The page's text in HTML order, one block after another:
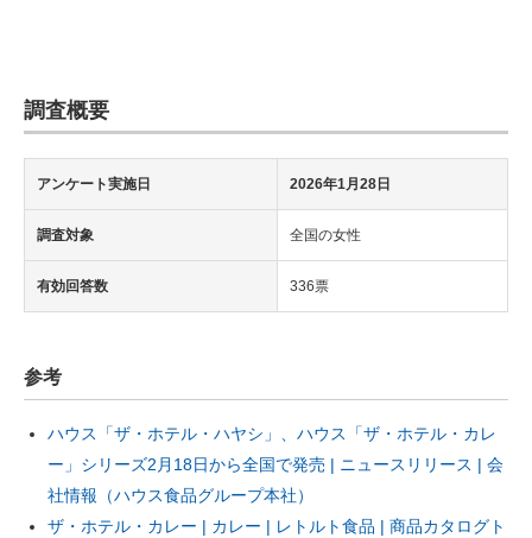
調査概要
アンケート実施日 2026年1月28日
調査対象 全国の女性
有効回答数 336票
参考
ハウス「ザ・ホテル・ハヤシ」、ハウス「ザ・ホテル・カレ
ー」シリーズ2月18日から全国で発売 | ニュースリリース | 会
社情報（ハウス食品グループ本社）
ザ・ホテル・カレー | カレー | レトルト食品 | 商品カタログト